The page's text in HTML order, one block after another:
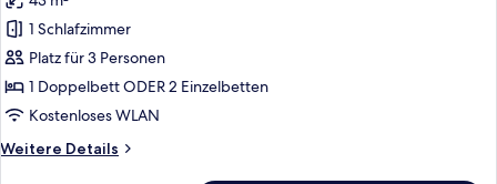
Zimmer
anzeigen
1 Schlafzimmer
Platz für 3 Personen
1 Doppelbett ODER 2 Einzelbetten
Kostenloses WLAN
Weitere Details
Weitere